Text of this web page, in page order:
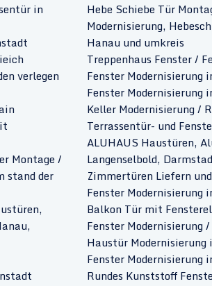
in
verlegen
Montage /
stand der
Hebe Schiebe Tür
Modernisierung,
Hanau und umkreis
Treppenhaus Fenster /
Fenster Modernisierung
Fenster Modernisierung
Keller Modernisierung /
Terrassentür- und
ALUHAUS Haustüren,
Langenselbold,
Zimmertüren Liefern
Fenster Modernisierung
Balkon Tür mit
Fenster
Haustür Modernisierung
Fenster Modernisierung
Rundes Kunststoff